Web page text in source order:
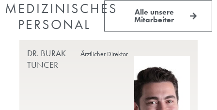
MEDIZINISCHES
PERSONAL
Alle unsere
Mitarbeiter
DR. BURAK
TUNCER
Ärztlicher Direktor